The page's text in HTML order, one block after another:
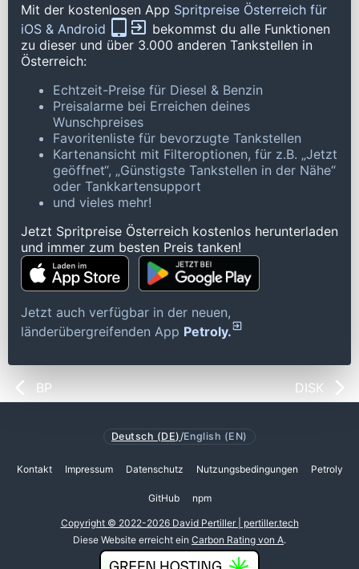
Mit der kostenlosen App Spritpreise Österreich für
iOS & Android
bekommst du alle Funktionen
zu dieser und über 3.000 anderen Tankstellen in
Österreich:
Echtzeit-Preise für Diesel & Benzin
Preisalarme bei Erreichen deines
Wunschpreises
Favoritenliste für bevorzugte Tankstellen
Kartenansicht mit Filteroptionen, für z.B. „Jetzt
geöffnet“, „Günstigste Tankstellen in der Nähe“
oder Tankkartensupport
und vieles mehr!
Jetzt Spritpreise Österreich kostenlos herunterladen
und immer zum besten Preis tanken!
Jetzt auch verfügbar in der neuen,
länderübergreifenden App Petroly.
BP DISK
Deutsch (DE)/English (EN)
Kontakt Impressum Datenschutz Nutzungsbedingungen Petroly
GitHub npm
Copyright © 2022-2026 David Pertiller | pertiller.tech
Diese Website erreicht ein Carbon Rating von A.